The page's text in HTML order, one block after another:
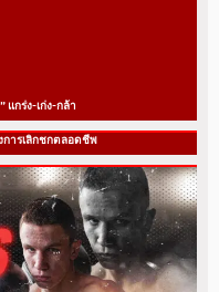
แกร่ง-เก่ง-กล้า
การเลิกชกตลอดชีพ